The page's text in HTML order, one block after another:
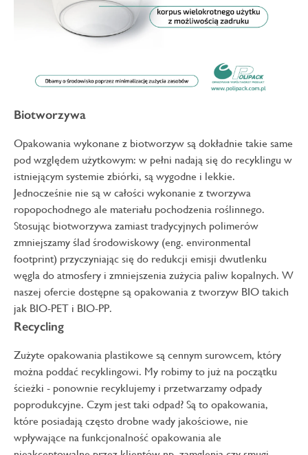
Biotworzywa
Opakowania wykonane z biotworzyw są dokładnie takie same
pod względem użytkowym: w pełni nadają się do recyklingu w
istniejącym systemie zbiórki, są wygodne i lekkie.
Jednocześnie nie są w całości wykonanie z tworzywa
ropopochodnego ale materiału pochodzenia roślinnego.
Stosując biotworzywa zamiast tradycyjnych polimerów
zmniejszamy ślad środowiskowy (eng. environmental
footprint) przyczyniając się do redukcji emisji dwutlenku
węgla do atmosfery i zmniejszenia zużycia paliw kopalnych. W
naszej ofercie dostępne są opakowania z tworzyw BIO takich
jak BIO-PET i BIO-PP.
Recycling
Zużyte opakowania plastikowe są cennym surowcem, który
można poddać recyklingowi. My robimy to już na początku
ścieżki - ponownie recyklujemy i przetwarzamy odpady
poprodukcyjne. Czym jest taki odpad? Są to opakowania,
które posiadają często drobne wady jakościowe, nie
wpływające na funkcjonalność opakowania ale